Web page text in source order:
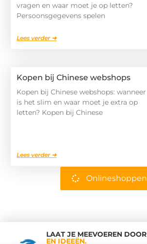
vragen en waar moet je op letten?
Persoonsgegevens spelen
Lees verder ➜
Kopen bij Chinese webshops
Kopen bij Chinese webshops: wanneer
is het slim en waar moet je extra op
letten? Kopen bij Chinese
Lees verder ➜
Onlineshoppen
LAAT JE MEEVOEREN DOOR
EN IDEEËN.